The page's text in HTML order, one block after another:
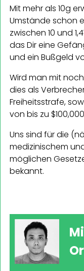
Mit mehr als 10g
Umstände schon
zwischen 10 und
das Dir eine
und ein Bußgeld
Wird man mit noch
dies als
Freiheitsstrafe,
von bis zu
Uns sind für die
medizinischem
möglichen
bekannt.